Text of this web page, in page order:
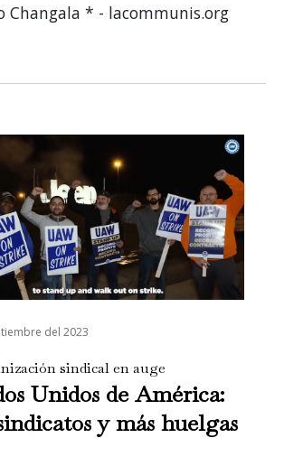
Changala * - lacommunis.org
del 2023
sindical en auge
Unidos de América:
y más huelgas